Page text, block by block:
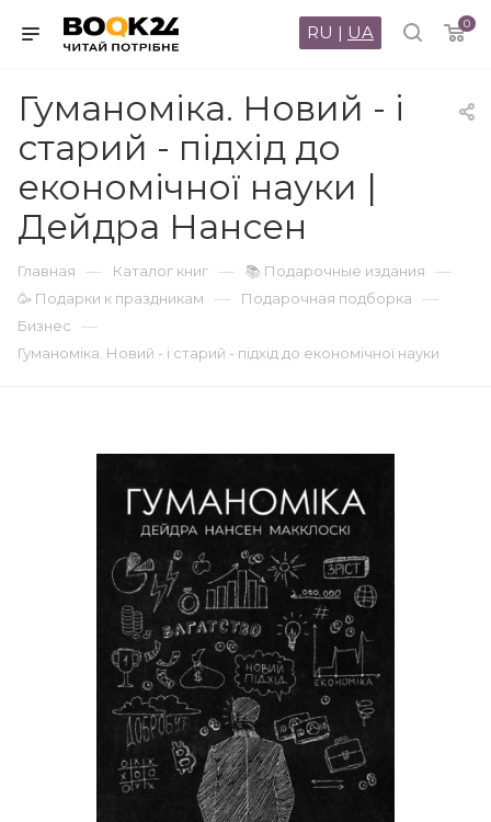
0
RU | UA
Гуманоміка. Новий - і
старий - підхід до
економічної науки |
Дейдра Нансен
Главная — Каталог книг — 📚 Подарочные издания —
🥳 Подарки к праздникам — Подарочная подборка —
Бизнес —
Гуманоміка. Новий - і старий - підхід до економічної науки